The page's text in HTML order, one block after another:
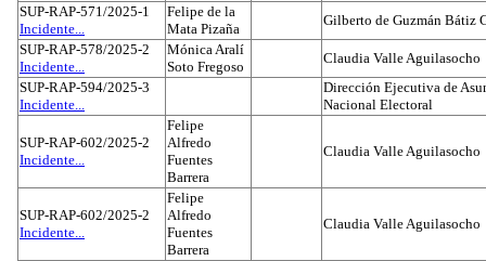
SUP-RAP-571/2025-1
Incidente...
Felipe de la
Mata Pizaña
Gilberto de Guzmán Bátiz
SUP-RAP-578/2025-2
Incidente...
Mónica Aralí
Soto Fregoso
Claudia Valle Aguilasocho
SUP-RAP-594/2025-3
Incidente...
Dirección Ejecutiva de
Nacional Electoral
SUP-RAP-602/2025-2
Incidente...
Felipe
Alfredo
Fuentes
Barrera
Claudia Valle Aguilasocho
SUP-RAP-602/2025-2
Incidente...
Felipe
Alfredo
Fuentes
Barrera
Claudia Valle Aguilasocho